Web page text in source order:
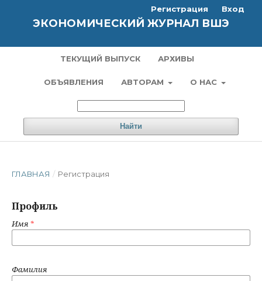
ЭКОНОМИЧЕСКИЙ ЖУРНАЛ ВШЭ
ТЕКУЩИЙ ВЫПУСК АРХИВЫ
ОБЪЯВЛЕНИЯ АВТОРАМ О НАС
Найти
Регистрация Вход
ГЛАВНАЯ / Регистрация
Профиль
Имя *
Фамилия